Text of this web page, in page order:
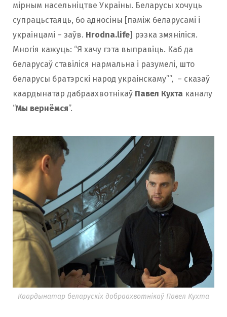
мірным насельніцтве Украіны. Беларусы хочуць
супрацьстаяць, бо адносіны [паміж беларусамі і
украінцамі – заўв. Hrodna.life] рэзка змяніліся.
Многія кажуць: “Я хачу гэта выправіць. Каб да
беларусаў ставіліся нармальна і разумелі, што
беларусы братэрскі народ украінскаму””, – сказаў
каардынатар дабраахвотнікаў Павел Кухта каналу
“Мы вернёмся”.
Каардынатар беларускіх добраахвотнікаў Павел Кухта